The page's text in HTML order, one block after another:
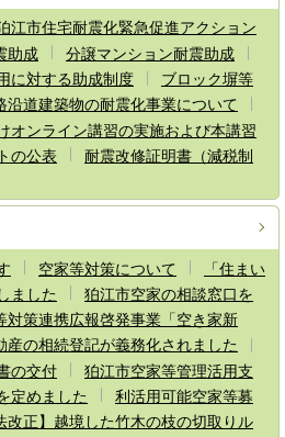
江市住宅耐震化緊急促進アクション
助成
分譲マンション耐震助成
に対する助成制度
ブロック塀等
沿道建築物の耐震化事業について
オンライン講習の実施および本講習
の公表
耐震改修証明書（減税制
空家等対策について
「住まい
ました
狛江市空家の相談窓口を
対策連携広報啓発事業「空き家新
産の相続登記が義務化されました
の交付
狛江市空家等管理活用支
定めました
利活用可能空家等募
改正】越境した竹木の枝の切取りル